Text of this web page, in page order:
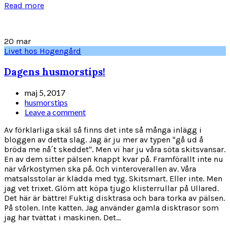
Read more
20 mar
Livet hos Hogengård
Dagens husmorstips!
maj 5, 2017
husmorstips
Leave a comment
Av förklarliga skäl så finns det inte så många inlägg i
bloggen av detta slag. Jag är ju mer av typen "gå ud å
bröda me nå´t skeddet". Men vi har ju våra söta skitsvansar.
En av dem sitter pälsen knappt kvar på. Framförallt inte nu
när vårkostymen ska på. Och vinteroverallen av. Våra
matsalsstolar är klädda med tyg. Skitsmart. Eller inte. Men
jag vet trixet. Glöm att köpa tjugo klisterrullar på Ullared.
Det här är bättre! Fuktig disktrasa och bara torka av pälsen.
På stolen. Inte katten. Jag använder gamla disktrasor som
jag har tvättat i maskinen. Det...